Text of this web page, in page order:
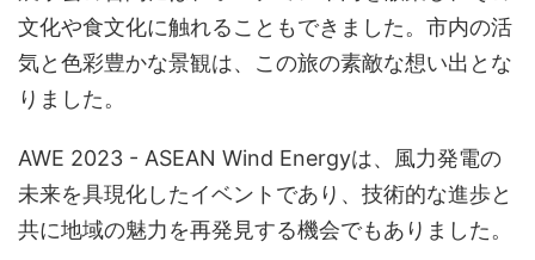
文化や食文化に触れることもできました。市内の活
気と色彩豊かな景観は、この旅の素敵な想い出とな
りました。
AWE 2023 - ASEAN Wind Energyは、風力発電の
未来を具現化したイベントであり、技術的な進歩と
共に地域の魅力を再発見する機会でもありました。